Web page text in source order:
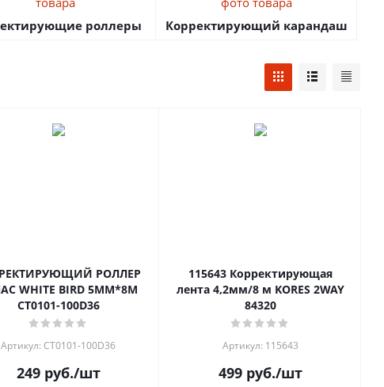
роллеры Корректирующий карандаш
РОЛЛЕР
WHITE BIRD 5ММ*8М
CT0101-100D36
Артикул: CT0101-100D36
249руб./шт
115643 Корректирующая
лента 4,2мм/8 м KORES 2WAY
84320
Артикул: 115643
499руб./шт